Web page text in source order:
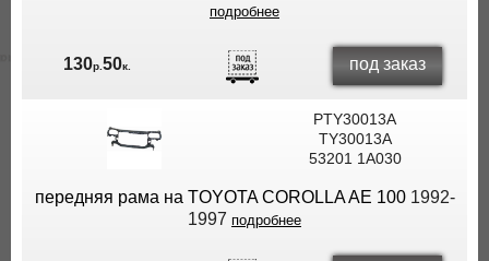
подробнее
130р. 50к. под заказ
PTY30013A
TY30013A
53201 1A030
передняя рама на TOYOTA COROLLA AE 1001992-
1997 подробнее